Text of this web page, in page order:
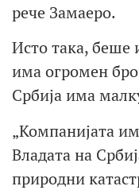
рече Замаеро.
Исто така, беше
има огромен
Србија има
„Компанијата
Владата на
природни